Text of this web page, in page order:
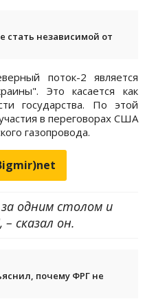
стать независимой от
поток-2 является
Это касается как
государства. По этой
в переговорах США
газопровода.
одним столом и
сказал он.
почему ФРГ не